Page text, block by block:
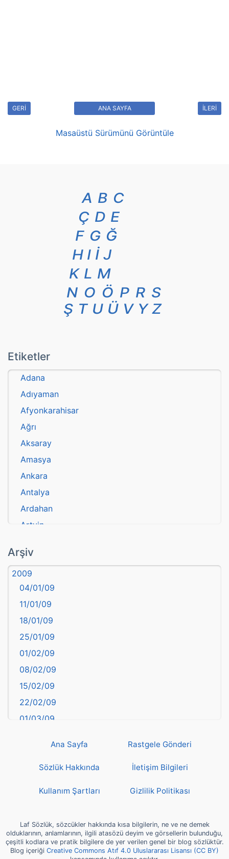
GERİ İLERİ
ANA SAYFA
Masaüstü Sürümünü Görüntüle
A B C
Ç D E
F G Ğ
H I İ J
K L M
N O Ö P R S
Ş T U Ü V Y Z
Etiketler
Adana
Adıyaman
Afyonkarahisar
Ağrı
Aksaray
Amasya
Ankara
Antalya
Ardahan
Artvin
Aydın
Balıkesir
Bartın
başkentler
Batman
Bayburt
Bilecik
Bingöl
Bitlis
Bolu
Burdur
Çankırı
Çorum
deyim
Diyarbakır
Dünya Haritasında Türkiye
Arşiv
2009
04/01/09
11/01/09
18/01/09
25/01/09
01/02/09
08/02/09
15/02/09
22/02/09
01/03/09
22/03/09
19/04/09
26/04/09
Ana Sayfa Rastgele Gönderi
Sözlük Hakkında İletişim Bilgileri
Kullanım Şartları Gizlilik Politikası
Laf Sözlük, sözcükler hakkında kısa bilgilerin, ne ve ne demek
olduklarının, anlamlarının, ilgili atasözü deyim ve görsellerin bulunduğu,
çeşitli kodlara ve pratik bilgilere de yer verilen genel bir blog sözlüktür.
Blog içeriği Creative Commons Atıf 4.0 Uluslararası Lisansı (CC BY)